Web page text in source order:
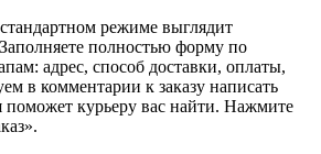
режиме выглядит
полностью форму по
адрес, способ доставки, оплаты,
в комментарии к заказу написать
курьеру вас найти. Нажмите